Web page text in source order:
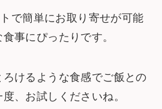
で簡単にお取り寄せが可能
事にぴったりです。
けるような食感でご飯との
、お試しくださいね。